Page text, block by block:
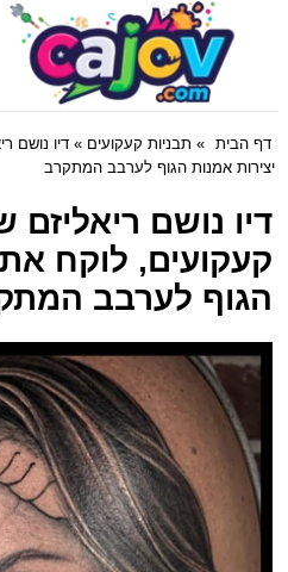
Cajov.com
דף הבית » תבניות קעקועים » דיו נושם
יצירות אמנות הגוף לערבב המתקרב
דיו נושם
קעקועים, לוקח
הגוף לערבב